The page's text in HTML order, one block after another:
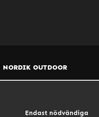
NORDIK OUTDOOR
Endast nödvändiga